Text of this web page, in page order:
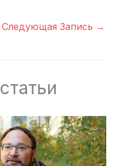
Следующая Запись →